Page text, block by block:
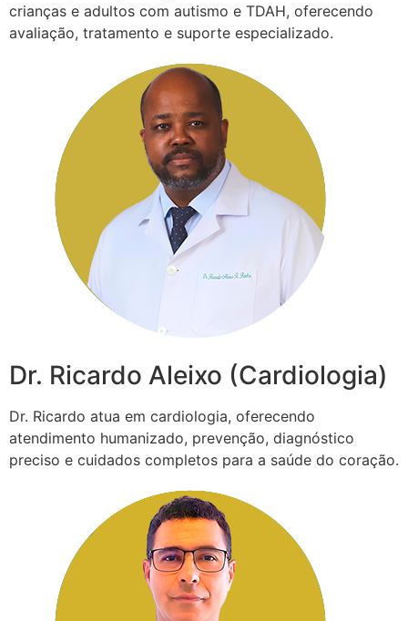
crianças e adultos com autismo e TDAH, oferecendo
avaliação, tratamento e suporte especializado.
Dr. Ricardo Aleixo (Cardiologia)
Dr. Ricardo atua em cardiologia, oferecendo
atendimento humanizado, prevenção, diagnóstico
preciso e cuidados completos para a saúde do coração.